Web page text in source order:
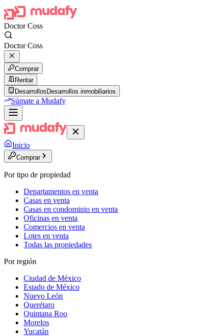
Doctor Coss
Doctor Coss
Comprar
Rentar
Desarrollos Desarrollos inmobiliarios
Súmate a Mudafy
Inicio
Comprar
Por tipo de propiedad
Departamentos en venta
Casas en venta
Casas en condominio en venta
Oficinas en venta
Comercios en venta
Lotes en venta
Todas las propiedades
Por región
Ciudad de México
Estado de México
Nuevo León
Querétaro
Quintana Roo
Morelos
Yucatán